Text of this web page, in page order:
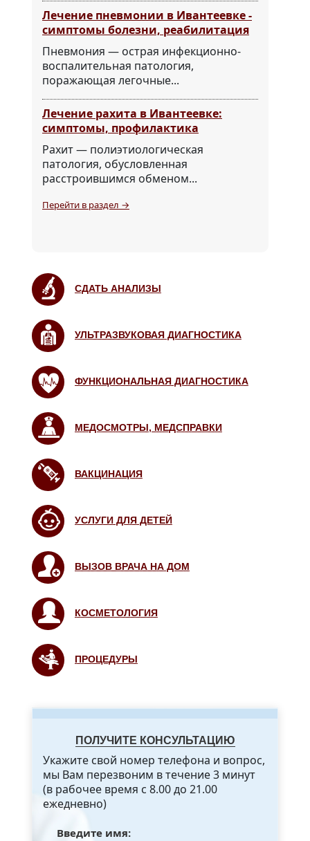
Лечение пневмонии в Ивантеевке -
симптомы болезни, реабилитация
Пневмония — острая инфекционно-
воспалительная патология,
поражающая легочные...
Лечение рахита в Ивантеевке:
симптомы, профилактика
Рахит — полиэтиологическая
патология, обусловленная
расстроившимся обменом...
Перейти в раздел →
СДАТЬ АНАЛИЗЫ
УЛЬТРАЗВУКОВАЯ ДИАГНОСТИКА
ФУНКЦИОНАЛЬНАЯ ДИАГНОСТИКА
МЕДОСМОТРЫ, МЕДСПРАВКИ
ВАКЦИНАЦИЯ
УСЛУГИ ДЛЯ ДЕТЕЙ
ВЫЗОВ ВРАЧА НА ДОМ
КОСМЕТОЛОГИЯ
ПРОЦЕДУРЫ
ПОЛУЧИТЕ КОНСУЛЬТАЦИЮ
Укажите свой номер телефона и вопрос,
мы Вам перезвоним в течение 3 минут
(в рабочее время с 8.00 до 21.00
ежедневно)
Введите имя: